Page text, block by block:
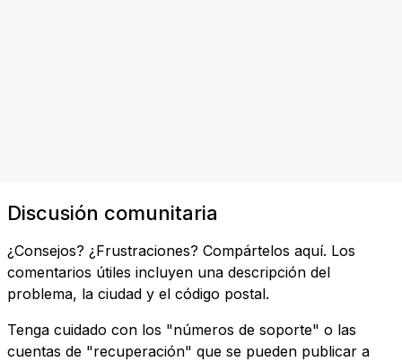
Discusión comunitaria
¿Consejos? ¿Frustraciones? Compártelos aquí. Los
comentarios útiles incluyen una descripción del
problema, la ciudad y el código postal.
Tenga cuidado con los "números de soporte" o las
cuentas de "recuperación" que se pueden publicar a